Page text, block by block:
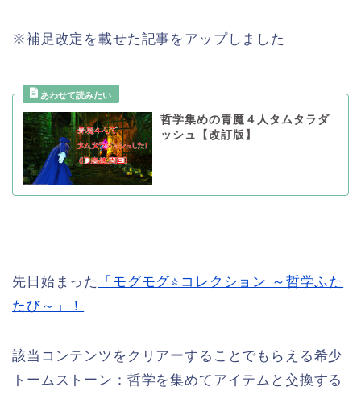
※補足改定を載せた記事をアップしました
哲学集めの青魔４人タムタラダ
ッシュ【改訂版】
先日始まった
「モグモグ⭐コレクション ～哲学ふた
たび～」！
該当コンテンツをクリアーすることでもらえる希少
トームストーン：哲学を集めてアイテムと交換する